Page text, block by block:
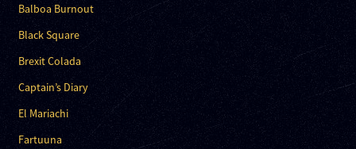
Balboa Burnout
Black Square
Brexit Colada
Captain’s Diary
El Mariachi
Fartuuna